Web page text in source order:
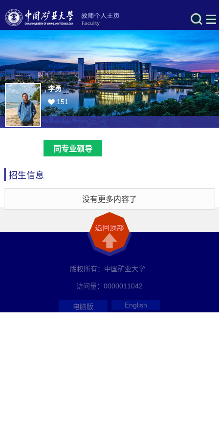
李勇
151
同专业硕导
招生信息
没有更多内容了
版权所有：中国矿业大学
访问量： 0000011042
电脑版 English